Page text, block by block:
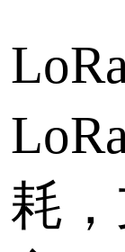
LoRa无线